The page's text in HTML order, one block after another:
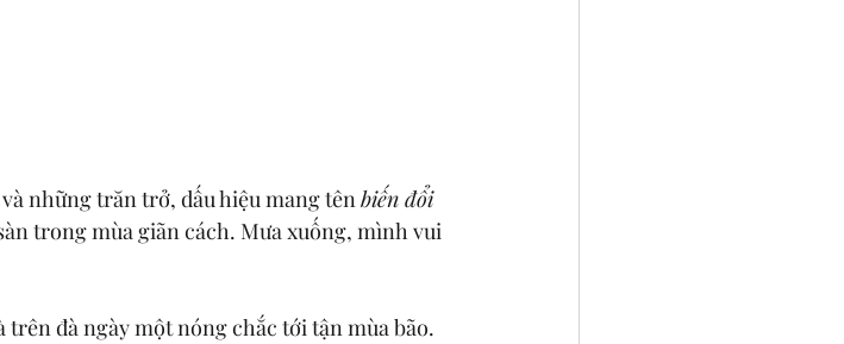
những trăn trở, dấu hiệu mang tên biến đổi
trong mùa giãn cách. Mưa xuống, mình vui
đà ngày một nóng chắc tới tận mùa bão.